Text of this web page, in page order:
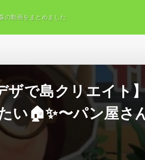
の動画をまとめました
ザで島クリエイト
い🏠✨〜パン屋さ